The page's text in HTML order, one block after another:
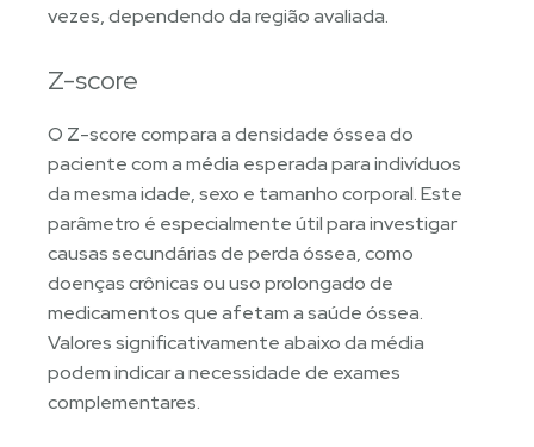
vezes, dependendo da região avaliada.
Z-score
O Z-score compara a densidade óssea do
paciente com a média esperada para indivíduos
da mesma idade, sexo e tamanho corporal. Este
parâmetro é especialmente útil para investigar
causas secundárias de perda óssea, como
doenças crônicas ou uso prolongado de
medicamentos que afetam a saúde óssea.
Valores significativamente abaixo da média
podem indicar a necessidade de exames
complementares.